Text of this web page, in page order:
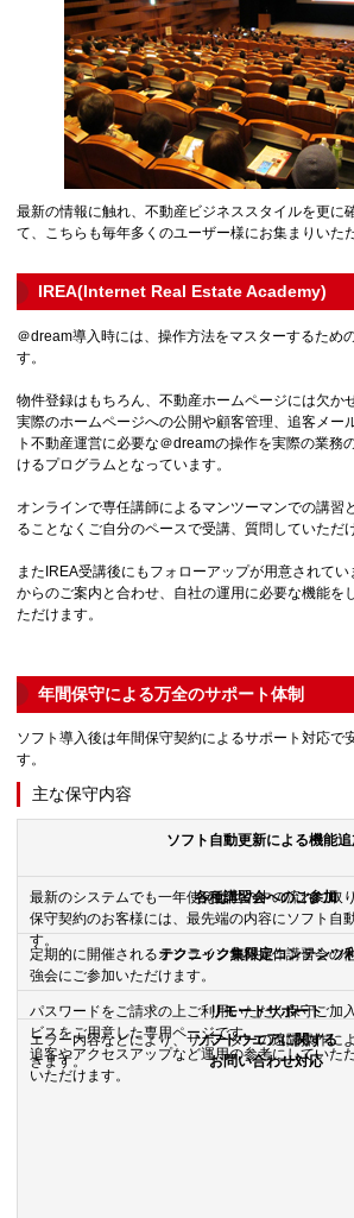
最新の情報に触れ、不動産ビジネススタイルを更に
て、こちらも毎年多くのユーザー様にお集まりいた
IREA(Internet Real Estate Academy)
＠dream導入時には、操作方法をマスターするため
す。
物件登録はもちろん、不動産ホームページには欠か
実際のホームページへの公開や顧客管理、追客メー
ト不動産運営に必要な＠dreamの操作を実際の業務
けるプログラムとなっています。
オンラインで専任講師によるマンツーマンでの講習
ることなくご自分のペースで受講、質問していただ
またIREA受講後にもフォローアップが用意されて
からのご案内と合わせ、自社の運用に必要な機能を
ただけます。
年間保守による万全のサポート体制
ソフト導入後は年間保守契約によるサポート対応で
す。
主な保守内容
ソフト自動更新による機能
最新のシステムでも一年使えば世の中の流れに取
保守契約のお客様には、最先端の内容にソフト自
す。
各種講習会へのご参加
定期的に開催されるオンライン無料操作講習会の
強会にご参加いただけます。
テクニック集限定コンテンツ
パスワードをご請求の上ご利用いただく保守ご加
ビスをご用意した専用ページです。
追客やアクセスアップなど運用の参考にしていた
いただけます。
リモートサポート
エラー内容などにより、サポーターの遠隔操作に
きます。
ソフトウエアに関する
お問い合わせ対応